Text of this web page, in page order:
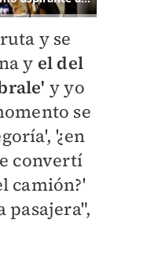
y se
y el del
y yo
se
'¿en
convertí
camión?'
pasajera",